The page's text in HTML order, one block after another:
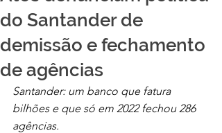
do Santander de
demissão e fechamento
de agências
Santander: um banco que fatura
bilhões e que só em 2022 fechou 286
agências.